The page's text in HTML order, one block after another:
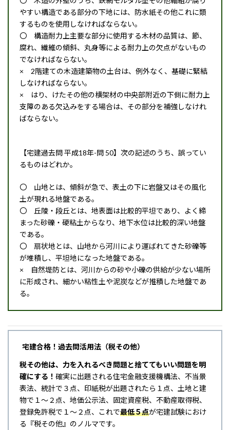
やすい構造である部分の下地には、防水紙その他これに類
するものを使用しなければならない。
〇 構造耐力上主要な部分に使用する木材の品質は、節、
腐れ、繊維の傾斜、丸身等による耐力上の欠点がないもの
でなければならない。
× 2階建ての木造建築物の土台は、例外なく、基礎に緊結
しなければならない。
× はり、けたその他の横架材の中央部附近の下側に耐力上
支障のある欠込みをする場合は、その部分を補強しなけれ
ばならない。
【宅建過去問 平成18年-問 50】次の記述のうち、誤ってい
るものはどれか。
〇 山地とは、傾斜が急で、表土の下に岩盤又はその風化
土が現れる地盤である。
〇 丘陵・段丘とは、地表面は比較的平坦であり、よく締
まった砂礫・硬粘土からなり、地下水位は比較的深い地盤
である。
〇 扇状地とは、山地から河川により運ばれてきた砂礫等
が堆積し、平坦地になった地盤である。
× 自然堤防とは、河川からの砂や小礫の供給が少ない場所
に形成され、細かい粘性土や泥炭などが推積した地盤であ
る。
宅建合格！過去問活用法（税その他）
税その他は、力を入れるべき問題と捨ててもいい問題を明
確にする！ 確実に出題される住宅金融支援機構法、不当景
表法、統計で３点、印紙税が出題されたら１点、土地と建
物で１～２点、地価公示法、固定資産税、不動産取得税、
登録免許税で１～２点、これで最低５点が宅建試験におけ
る『税その他』のノルマです。